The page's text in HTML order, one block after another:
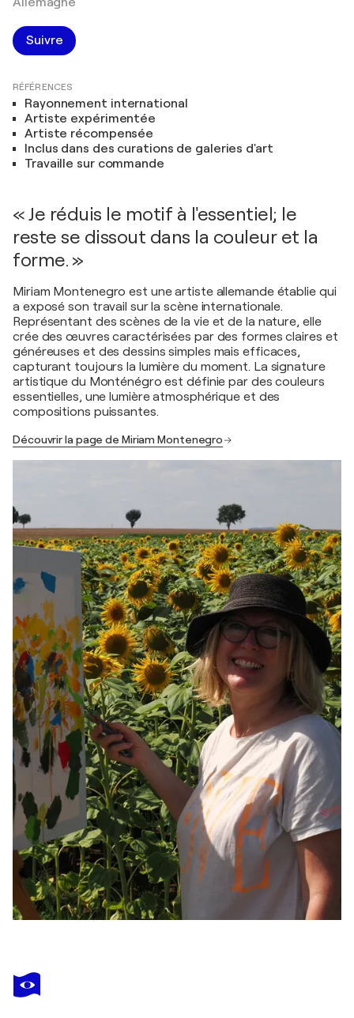
Suivre
RÉFÉRENCES
Rayonnement international
Artiste expérimentée
Artiste récompensée
Inclus dans des curations de galeries d'art
Travaille sur commande
« Je réduis le motif à l'essentiel; le
reste se dissout dans la couleur et la
forme. »
Miriam Montenegro est une artiste allemande établie qui
a exposé son travail sur la scène internationale.
Représentant des scènes de la vie et de la nature, elle
crée des œuvres caractérisées par des formes claires et
généreuses et des dessins simples mais efficaces,
capturant toujours la lumière du moment. La signature
artistique du Monténégro est définie par des couleurs
essentielles, une lumière atmosphérique et des
compositions puissantes.
Découvrir la page de Miriam Montenegro